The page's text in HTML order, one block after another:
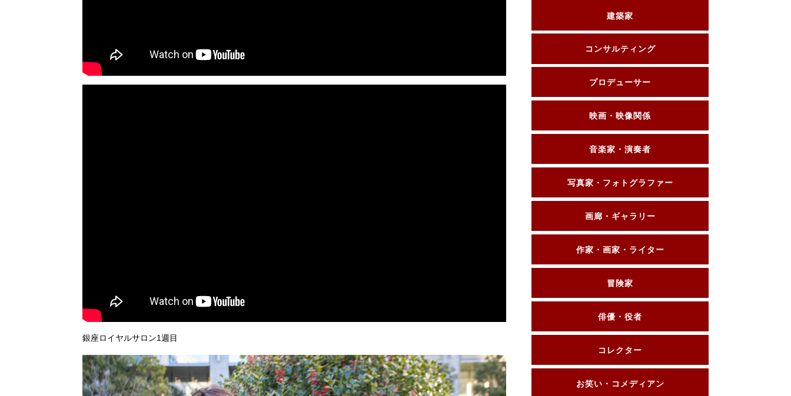
銀座ロイヤルサロン1週目
建築家
コンサルティング
プロデューサー
映画・映像関係
音楽家・演奏者
写真家・フォトグラファー
画廊・ギャラリー
作家・画家・ライター
冒険家
俳優・役者
コレクター
お笑い・コメディアン